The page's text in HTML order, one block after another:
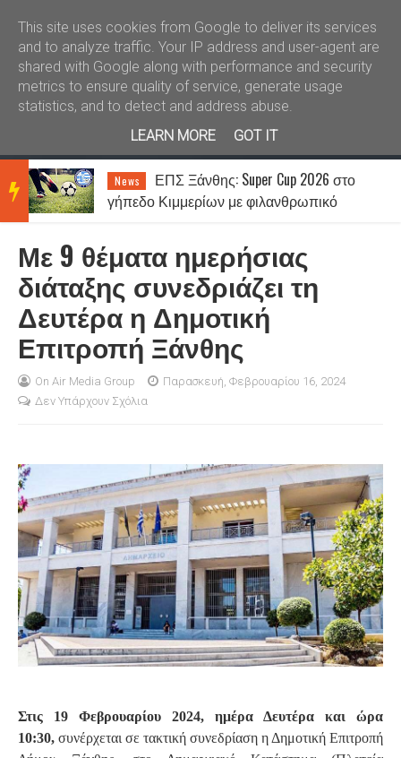
Καλώς ήλθατε Kral News
BRE
AKIN
NEW
News
ΕΠΣ Ξάνθης: Super Cup 2026 στο
γήπεδο Κιμμερίων με φιλανθρωπικό
Με 9 θέματα ημερήσιας
διάταξης συνεδριάζει τη
Δευτέρα η Δημοτική
Επιτροπή Ξάνθης
On Air Media Group
Παρασκευή, Φεβρουαρίου 16, 2024
Δεν Υπάρχουν Σχόλια
Στις 19 Φεβρουαρίου 2024, ημέρα Δευτέρα και ώρα
10:30, συνέρχεται σε τακτική συνεδρίαση η Δημοτική Επιτροπή
This site uses cookies from Google to deliver its services
and to analyze traffic. Your IP address and user-agent are
shared with Google along with performance and security
metrics to ensure quality of service, generate usage
statistics, and to detect and address abuse.
LEARN MORE
GOT IT